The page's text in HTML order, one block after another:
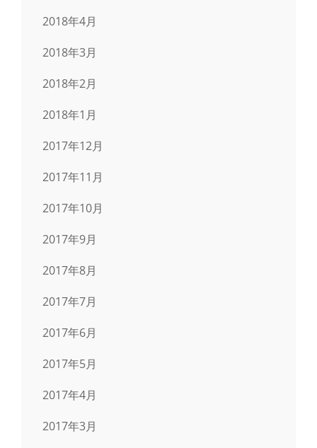
2018年4月
2018年3月
2018年2月
2018年1月
2017年12月
2017年11月
2017年10月
2017年9月
2017年8月
2017年7月
2017年6月
2017年5月
2017年4月
2017年3月